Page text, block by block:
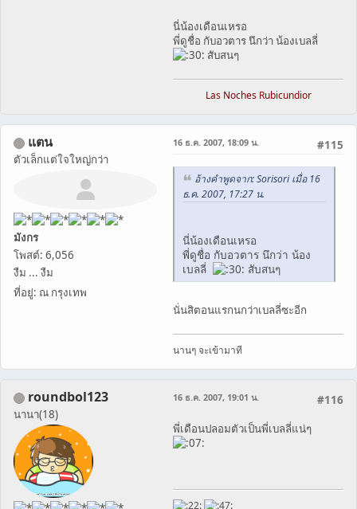
นี่น้องเดือนเหรอ
พี่ดูชื่อ กับอวตาร นึกว่า น้องเบลลี่
สับสนๆ
Las Noches Rubicundior
แตน
ตัวเล็กแต่ใจใหญ่กว่า
มังกร
โพสต์: 6,056
งืม ... งืม
ที่อยู่: ณ กรุงเทพ
#115
16 ธ.ค. 2007, 18:09 น.
อ้างคำพูดจาก: Sorisori เมื่อ 16
ธ.ค. 2007, 17:27 น.
นี่น้องเดือนเหรอ
พี่ดูชื่อ กับอวตาร นึกว่า น้อง
เบลลี่
สับสนๆ
นั่นสิตอนแรกนกว่าเบลลี่ซะอีก
นานๆ จะเข้ามาที
roundbol123
นานา(18)
#116
16 ธ.ค. 2007, 19:01 น.
พี่เดือนปลอมตัวเป็นพี่เบลลี่แน่ๆ